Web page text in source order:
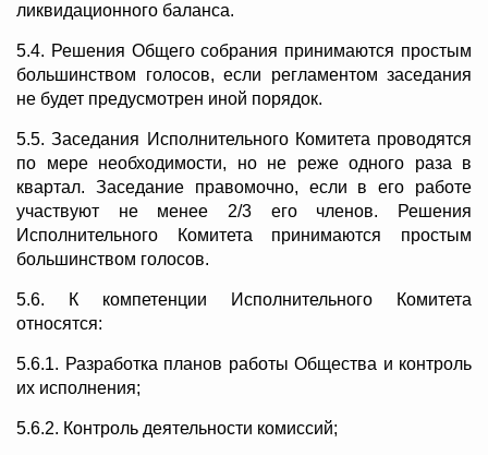
ликвидационного баланса.
5.4. Решения Общего собрания принимаются простым
большинством голосов, если регламентом заседания
не будет предусмотрен иной порядок.
5.5. Заседания Исполнительного Комитета проводятся
по мере необходимости, но не реже одного раза в
квартал. Заседание правомочно, если в его работе
участвуют не менее 2/3 его членов. Решения
Исполнительного Комитета принимаются простым
большинством голосов.
5.6. К компетенции Исполнительного Комитета
относятся:
5.6.1. Разработка планов работы Общества и контроль
их исполнения;
5.6.2. Контроль деятельности комиссий;